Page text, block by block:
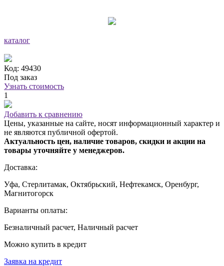
каталог
Код: 49430
Под заказ
Узнать стоимость
1
Добавить к сравнению
Цены, указанные на сайте, носят информационный характер и
не являются публичной офертой.
Актуальность цен, наличие товаров, скидки и акции на
товары уточняйте у менеджеров.
Доставка:
Уфа, Стерлитамак, Октябрьский, Нефтекамск, Оренбург,
Магнитогорск
Варианты оплаты:
Безналичный расчет, Наличный расчет
Можно купить в кредит
Заявка на кредит